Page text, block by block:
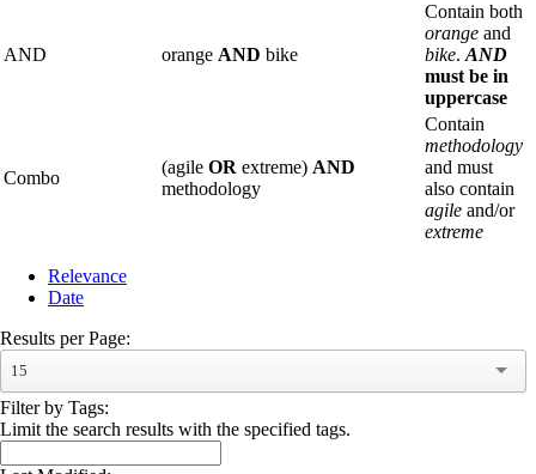
AND orange AND bike
Contain both
orange and
bike. AND
must be in
uppercase
Combo
(agile OR extreme) AND
methodology
Contain
methodology
and must
also contain
agile and/or
extreme
Relevance
Date
Results per Page:
15
Filter by Tags:
Limit the search results with the specified tags.